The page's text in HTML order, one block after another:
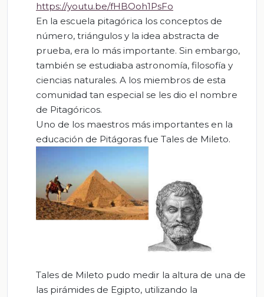
https://youtu.be/fHBOoh1PsFo
En la escuela pitagórica los conceptos de
número, triángulos y la idea abstracta de
prueba, era lo más importante. Sin embargo,
también se estudiaba astronomía, filosofía y
ciencias naturales. A los miembros de esta
comunidad tan especial se les dio el nombre
de Pitagóricos.
Uno de los maestros más importantes en la
educación de Pitágoras fue Tales de Mileto.
Tales de Mileto pudo medir la altura de una de
las pirámides de Egipto, utilizando la